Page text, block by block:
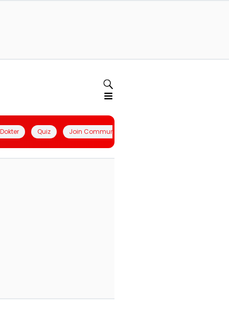
Quiz Join Community